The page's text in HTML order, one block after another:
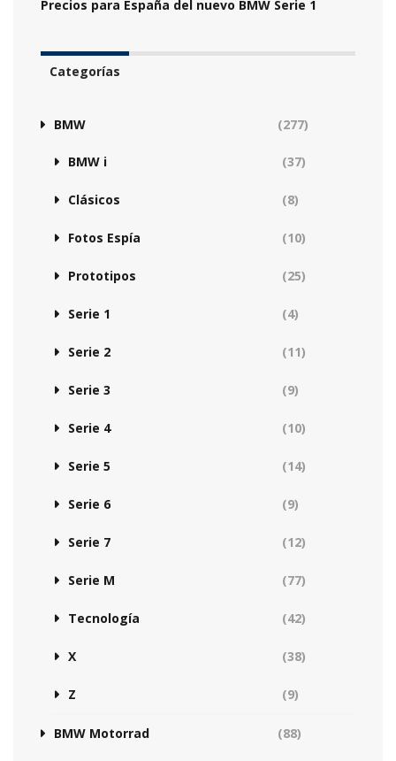
Precios para España del nuevo BMW Serie 1
Categorías
BMW (277)
BMW i (37)
Clásicos (8)
Fotos Espía (10)
Prototipos (25)
Serie 1 (4)
Serie 2 (11)
Serie 3 (9)
Serie 4 (10)
Serie 5 (14)
Serie 6 (9)
Serie 7 (12)
Serie M (77)
Tecnología (42)
X (38)
Z (9)
BMW Motorrad (88)